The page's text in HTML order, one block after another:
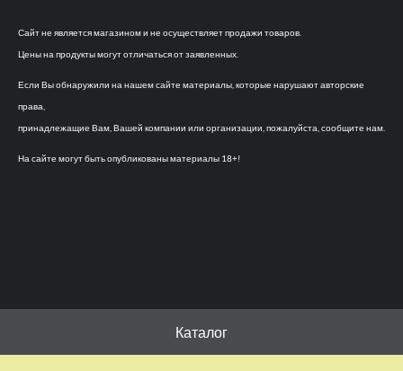
Сайт не является магазином и не осуществляет продажи товаров.
Цены на продукты могут отличаться от заявленных.
Если Вы обнаружили на нашем сайте материалы, которые нарушают авторские
права,
принадлежащие Вам, Вашей компании или организации, пожалуйста, сообщите нам.
На сайте могут быть опубликованы материалы 18+!
Каталог